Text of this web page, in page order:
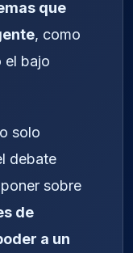
que
, como
el bajo
solo
debate
sobre
de
a un